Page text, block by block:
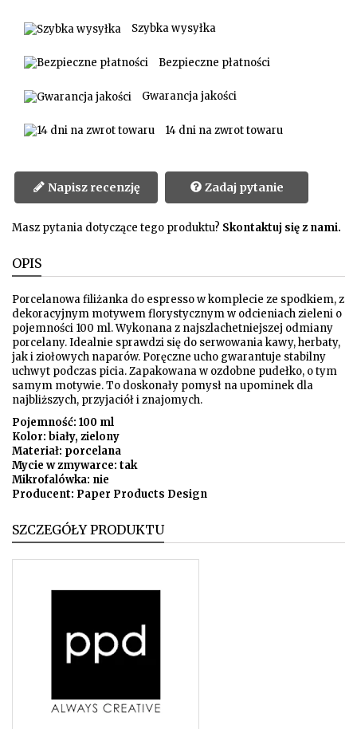
Szybka wysyłka
Bezpieczne płatności
Gwarancja jakości
14 dni na zwrot towaru
Napisz recenzję Zadaj pytanie
Masz pytania dotyczące tego produktu? Skontaktuj się z nami.
OPIS
Porcelanowa filiżanka do espresso w komplecie ze spodkiem, z
dekoracyjnym motywem florystycznym w odcieniach zieleni o
pojemności 100 ml. Wykonana z najszlachetniejszej odmiany
porcelany. Idealnie sprawdzi się do serwowania kawy, herbaty,
jak i ziołowych naparów. Poręczne ucho gwarantuje stabilny
uchwyt podczas picia. Zapakowana w ozdobne pudełko, o tym
samym motywie. To doskonały pomysł na upominek dla
najbliższych, przyjaciół i znajomych.
Pojemność: 100 ml
Kolor: biały, zielony
Materiał: porcelana
Mycie w zmywarce: tak
Mikrofalówka: nie
Producent: Paper Products Design
SZCZEGÓŁY PRODUKTU